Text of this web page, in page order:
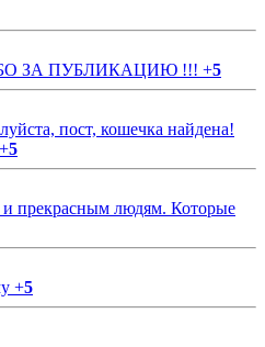
ЗА ПУБЛИКАЦИЮ !!! +5
пост, кошечка найдена!
+5
прекрасным людям. Которые
+5